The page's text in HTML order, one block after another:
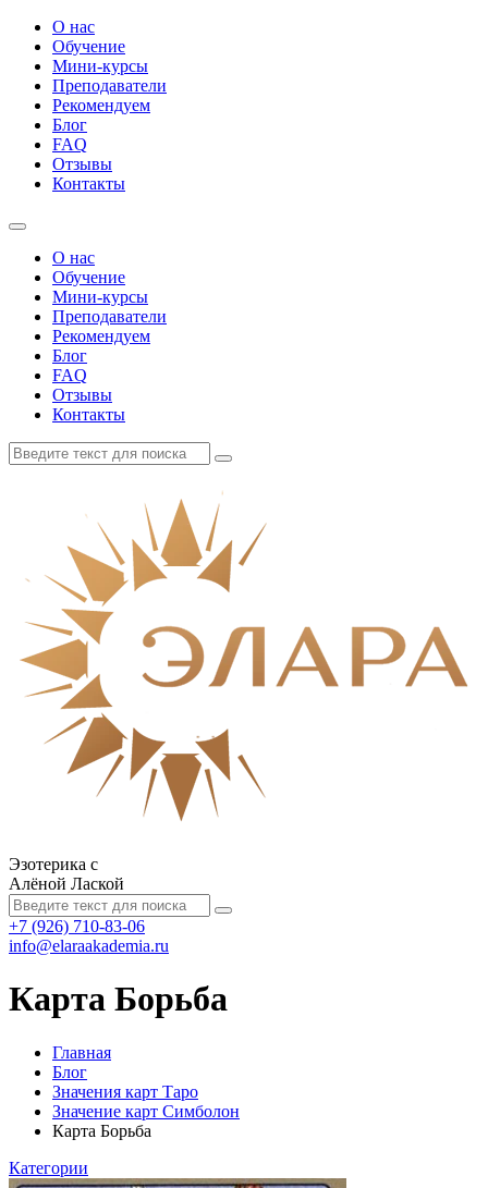
О нас
Обучение
Мини-курсы
Преподаватели
Рекомендуем
Блог
FAQ
Отзывы
Контакты
О нас
Обучение
Мини-курсы
Преподаватели
Рекомендуем
Блог
FAQ
Отзывы
Контакты
Эзотерика с
Алёной Лаской
+7 (926) 710-83-06
info@elaraakademia.ru
Карта Борьба
Главная
Блог
Значения карт Таро
Значение карт Симболон
Карта Борьба
Категории